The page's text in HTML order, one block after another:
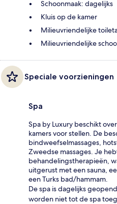
Schoonmaak: dagelijks
Kluis op de kamer
Milieuvriendelijke
Milieuvriendelijke
Speciale voorzieningen
Spa
Spa by Luxury beschikt
kamers voor stellen. De
bindweefselmassages,
Zweedse massages. Je
behandelingstherapieën,
uitgerust met een sauna,
een Turks bad/hammam.
De spa is dagelijks
worden niet tot de spa